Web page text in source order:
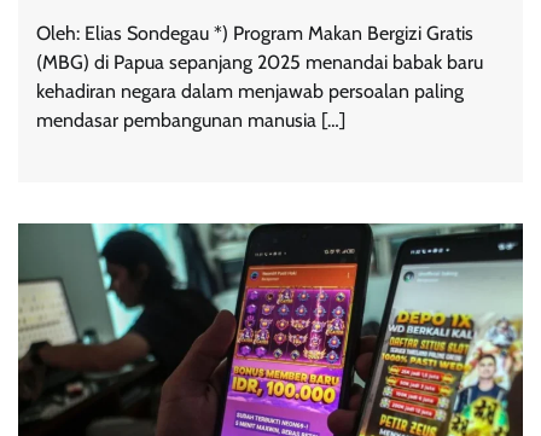
Oleh: Elias Sondegau *) Program Makan Bergizi Gratis
(MBG) di Papua sepanjang 2025 menandai babak baru
kehadiran negara dalam menjawab persoalan paling
mendasar pembangunan manusia […]